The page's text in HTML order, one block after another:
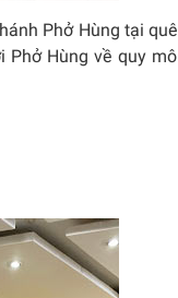
Phở Hùng tại quê
Phở Hùng về quy mô